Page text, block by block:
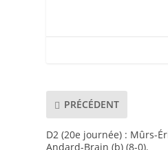
PRÉCÉDENT
D2 (20e journée) : Mûrs-
Andard-Brain (b) (8-0).